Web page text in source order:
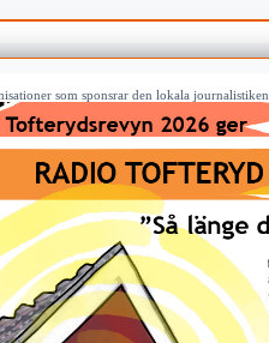
som sponsrar den lokala journalistiken.